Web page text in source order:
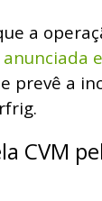
a
prevê a
CVM